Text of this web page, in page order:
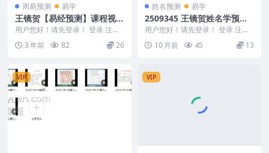
周易预测 易学
王镜贺【易经预测】课程视频
38集 王镜贺六十四卦占
用户您好！请先登录！ 登录 注册
原价12800元 王镜贺【易经预测】
课程视频3...
3 年前 82 26
姓名预测 易学
2509345 王镜贺姓名学预测
学课程15集视频Y
用户您好！请先登录！ 登录 注册
王镜贺姓名学预测学课程15集视频
Y 25093...
10 月前 45 13
VIP VIP